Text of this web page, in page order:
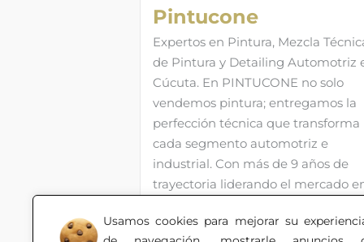
Usamos cookies para mejorar su
Pintucone
Expertos en Pintura, Mezcla
de Pintura y Detailing Automotriz
Cúcuta. En PINTUCONE no solo
vendemos pintura; entregamos la
perfección técnica que transforma
cada segmento automotriz e
industrial. Con más de 9 años de
trayectoria liderando el mercado
de talleres, profesionales y